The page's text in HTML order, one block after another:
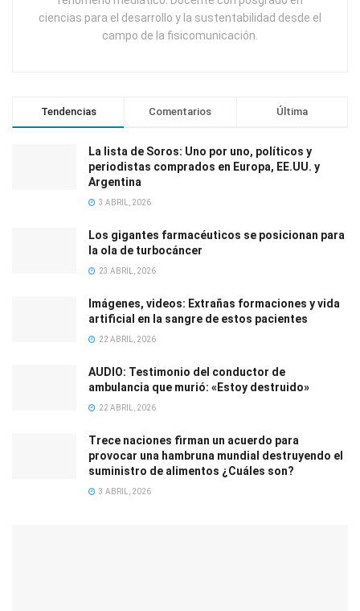
ciencias para el desarrollo y la sustentabilidad desde el
campo de la fisicomunicación.
Tendencias Comentarios Última
La lista de Soros: Uno por uno, políticos y
periodistas comprados en Europa, EE.UU. y
Argentina
3 ABRIL, 2026
Los gigantes farmacéuticos se posicionan para
la ola de turbocáncer
23 ABRIL, 2026
Imágenes, videos: Extrañas formaciones y vida
artificial en la sangre de estos pacientes
22 ABRIL, 2026
AUDIO: Testimonio del conductor de
ambulancia que murió: «Estoy destruido»
22 ABRIL, 2026
Trece naciones firman un acuerdo para
provocar una hambruna mundial destruyendo el
suministro de alimentos ¿Cuáles son?
3 ABRIL, 2026